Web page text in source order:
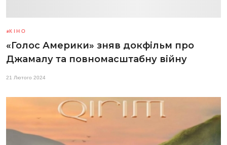
КІНО
«Голос Америки» зняв докфільм про
Джамалу та повномасштабну війну
21 Лютого 2024